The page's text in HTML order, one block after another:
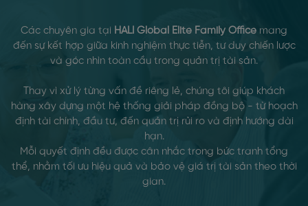
Các chuyên gia tại HALI Global Elite Family Office mang
đến sự kết hợp giữa kinh nghiệm thực tiễn, tư duy chiến lược
và góc nhìn toàn cầu trong quản trị tài sản.
Thay vì xử lý từng vấn đề riêng lẻ, chúng tôi giúp khách
hàng xây dựng một hệ thống giải pháp đồng bộ - từ hoạch
định tài chính, đầu tư, đến quản trị rủi ro và định hướng dài
hạn.
Mỗi quyết định đều được cân nhắc trong bức tranh tổng
thể, nhằm tối ưu hiệu quả và bảo vệ giá trị tài sản theo thời
gian.